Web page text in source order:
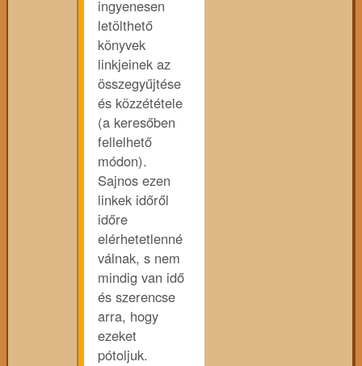
ingyenesen
letölthető
könyvek
linkjeinek az
összegyűjtése
és közzététele
(a keresőben
fellelhető
módon).
Sajnos ezen
linkek időről
időre
elérhetetlenné
válnak, s nem
mindig van idő
és szerencse
arra, hogy
ezeket
pótoljuk.